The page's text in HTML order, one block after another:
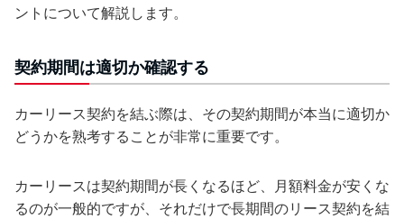
ントについて解説します。
契約期間は適切か確認する
カーリース契約を結ぶ際は、その契約期間が本当に適切か
どうかを熟考することが非常に重要です。
カーリースは契約期間が長くなるほど、月額料金が安くな
るのが一般的ですが、それだけで長期間のリース契約を結